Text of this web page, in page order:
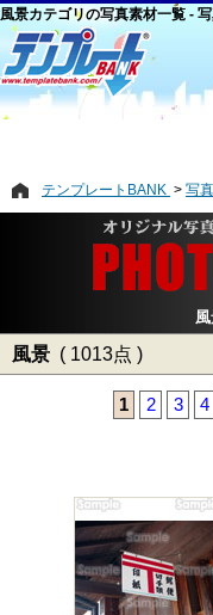
風景カテゴリの写真素材一覧 -
テンプレートBANK 写
風景 ( 1013点 )
1 2 3 4